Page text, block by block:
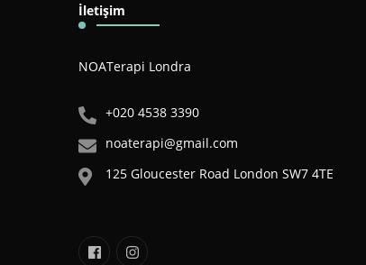
İletişim
NOATerapi Londra
+020 4538 3390
noaterapi@gmail.com
125 Gloucester Road London SW7 4TE